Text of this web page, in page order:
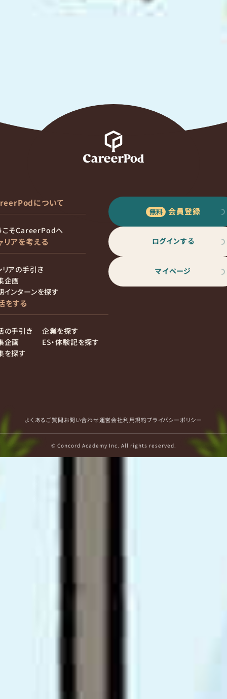
について
こそCareerPodへ
リアを考える
リアの手引き
企画
インターンを探す
をする
の手引き
企画
を探す
企業を探す
ES・体験記を探す
会員登録
ログインする
マイページ
よくあるご質問お問い合わせ運営会社利用規約プライバシーポリシー
© Concord Academy Inc. All rights reserved.